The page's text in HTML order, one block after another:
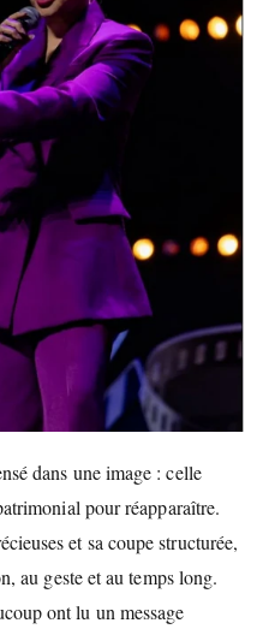
dans une image : celle
pour réapparaître.
et sa coupe structurée,
au geste et au temps long.
ont lu un message